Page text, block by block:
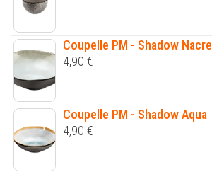
Coupelle PM - Shadow Nacre
4,90 €
Coupelle PM - Shadow Aqua
4,90 €